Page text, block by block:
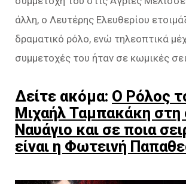
άλλη, ο Λευτέρης Ελευθερίου
δραματικό ρόλο, ενώ τηλεοπτικά
συμμετοχές του ήταν σε κωμικές
Δείτε ακόμα: Ο Ρόλος
Μιχαήλ Ταμπακάκη στη
Ναυάγιο και σε ποια
είναι η Φωτεινή